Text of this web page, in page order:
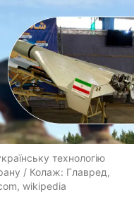
технологію
/ Колаж: Главред,
, wikipedia